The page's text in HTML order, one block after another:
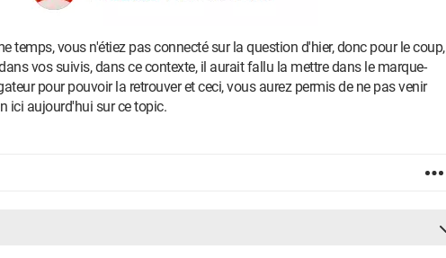
temps, vous n'étiez pas connecté sur la question d'hier, donc pour le coup,
vos suivis, dans ce contexte, il aurait fallu la mettre dans le marque-
pour pouvoir la retrouver et ceci, vous aurez permis de ne pas venir
ici aujourd'hui sur ce topic.